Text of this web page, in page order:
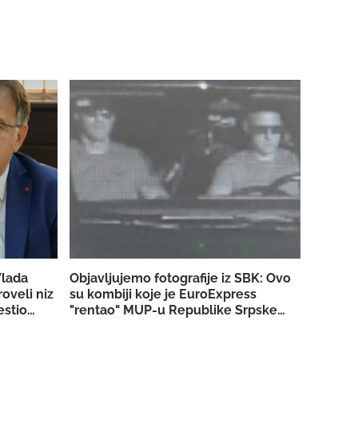
niz
Objavljujemo fotografije iz SBK: Ovo
su kombiji koje je EuroExpress
"rentao" MUP-u Republike Srpske za